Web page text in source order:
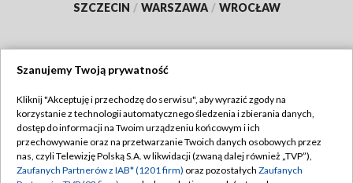
SZCZECIN / WARSZAWA / WROCŁAW
TVP
Abonament TVP
Emisja w TVP
Regulamin TVP
Polityka prywatności
Szanujemy Twoją prywatność
Kliknij "Akceptuję i przechodzę do serwisu", aby wyrazić zgody na
korzystanie z technologii automatycznego śledzenia i zbierania danych,
dostęp do informacji na Twoim urządzeniu końcowym i ich
przechowywanie oraz na przetwarzanie Twoich danych osobowych przez
nas, czyli Telewizję Polską S.A. w likwidacji (zwaną dalej również „TVP”),
Zaufanych Partnerów z IAB* (1201 firm) oraz pozostałych Zaufanych